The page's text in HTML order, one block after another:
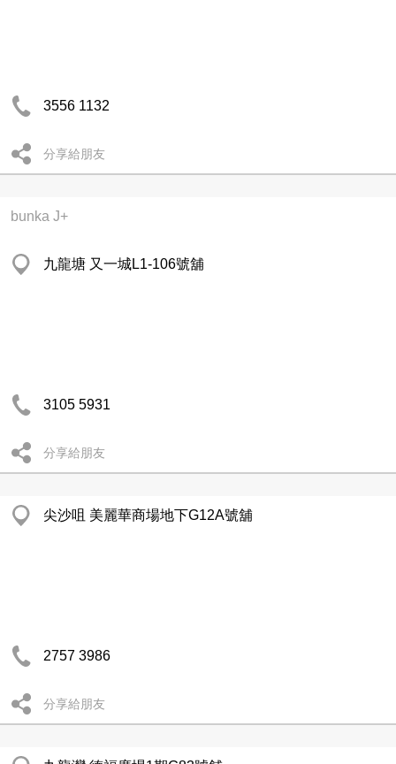
3556 1132
分享給朋友
bunka J+
九龍塘 又一城L1-106號舖
3105 5931
分享給朋友
尖沙咀 美麗華商場地下G12A號舖
2757 3986
分享給朋友